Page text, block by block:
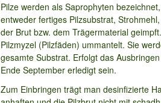
Pilze werden als Saprophyten
entweder fertiges Pilzsubstrat,
der Brut bzw. dem Trägermaterial
Pilzmyzel (Pilzfäden) ummantelt. Sie
gesamte Substrat. Erfolgt das
Ende September erledigt sein.
Zum Einbringen trägt man desinfizierte